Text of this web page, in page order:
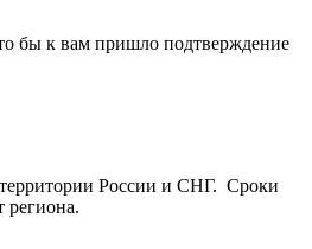
бы к вам пришло подтверждение
территории России и СНГ. Сроки
региона.